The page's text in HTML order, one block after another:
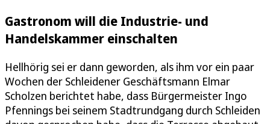
Gastronom will die Industrie- und
Handelskammer einschalten
Hellhörig sei er dann geworden, als ihm vor ein paar
Wochen der Schleidener Geschäftsmann Elmar
Scholzen berichtet habe, dass Bürgermeister Ingo
Pfennings bei seinem Stadtrundgang durch Schleiden